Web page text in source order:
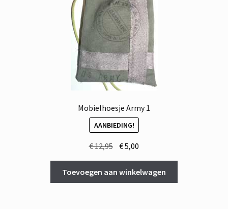
Mobielhoesje Army 1
AANBIEDING!
€12,95 Oorspronkelijke
was:
€ 12,95.
€5,00
is:
€ 5,00.
Toevoegen aan winkelwagen